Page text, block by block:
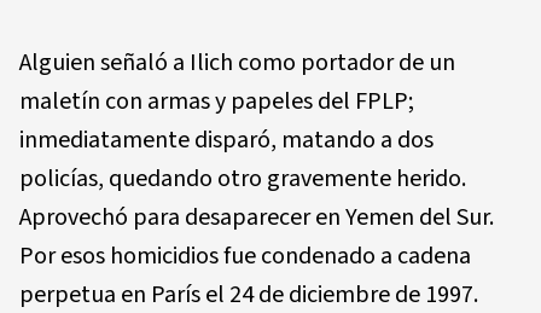
Alguien señaló a Ilich como portador de un
maletín con armas y papeles del FPLP;
inmediatamente disparó, matando a dos
policías, quedando otro gravemente herido.
Aprovechó para desaparecer en Yemen del Sur.
Por esos homicidios fue condenado a cadena
perpetua en París el 24 de diciembre de 1997.